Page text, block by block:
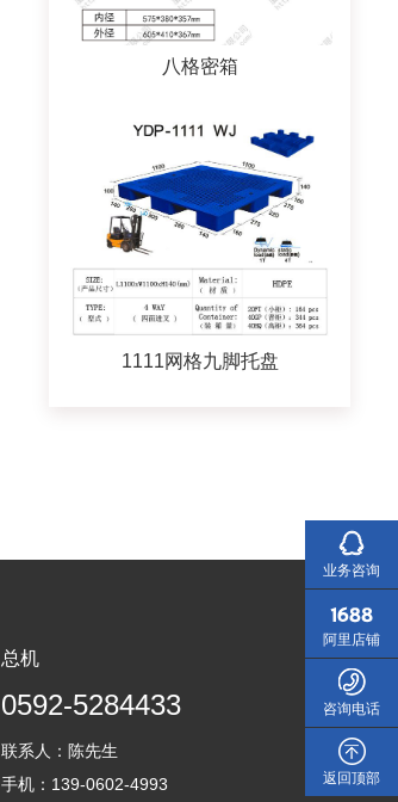
业务咨询
阿里店铺
咨询电话
返回顶部
八格密箱
1111网格九脚托盘
总机
0592-5284433
联系人：陈先生
手机：139-0602-4993